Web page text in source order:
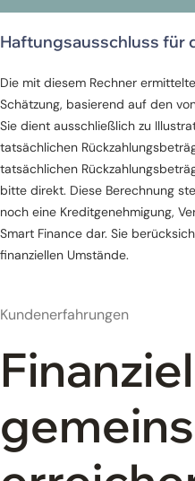
Haftungsausschluss für
Die mit diesem Rechner
Schätzung, basierend auf den
Sie dient ausschließlich zu
tatsächlichen
tatsächlichen
bitte direkt. Diese Berechnung
noch eine Kreditgenehmigung,
Smart Finance dar. Sie
finanziellen Umstände.
Kundenerfahrungen